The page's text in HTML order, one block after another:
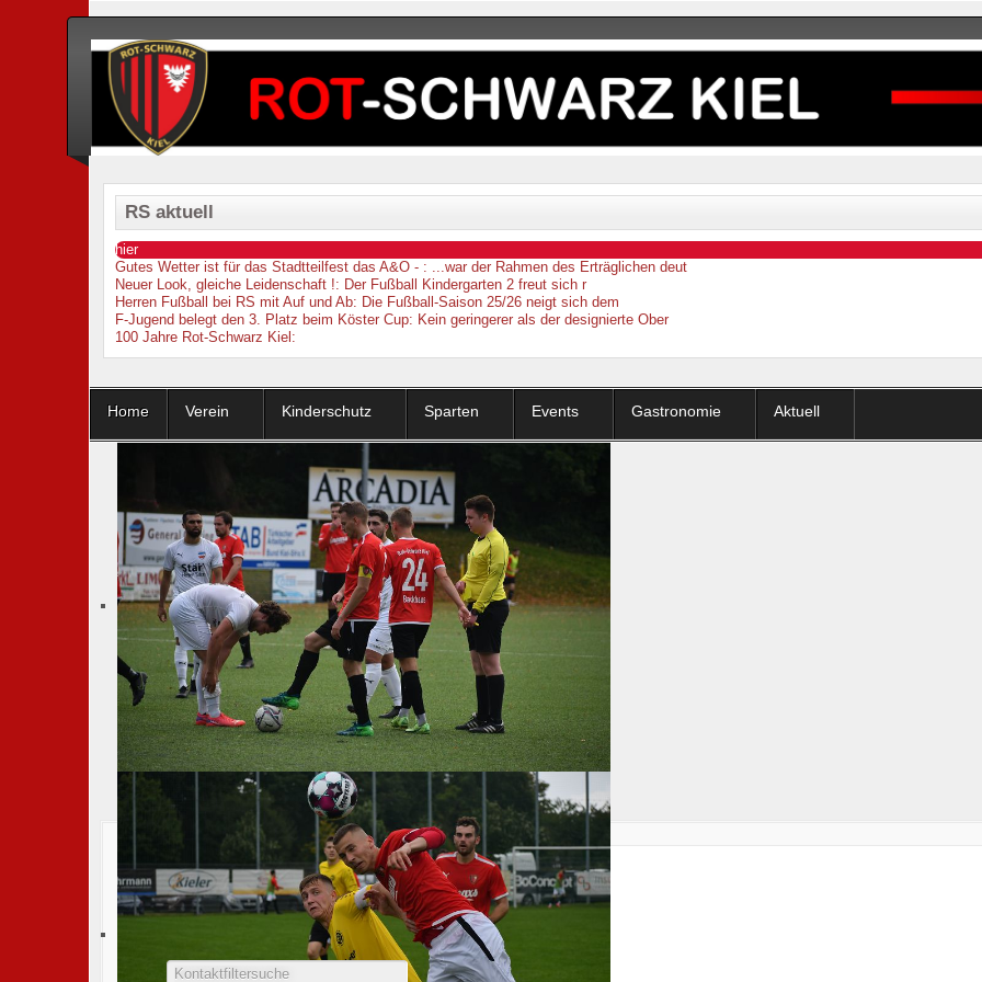
RS aktuell
hier
Gutes Wetter ist für das Stadtteilfest das A&O - : ...war der Rahmen des Erträglichen deut
Neuer Look, gleiche Leidenschaft !: Der Fußball Kindergarten 2 freut sich r
Herren Fußball bei RS mit Auf und Ab: Die Fußball-Saison 25/26 neigt sich dem
F-Jugend belegt den 3. Platz beim Köster Cup: Kein geringerer als der designierte Ober
100 Jahre Rot-Schwarz Kiel :
Home Verein Kinderschutz Sparten Events Gastronomie Aktuell
Sparten Fußball Senioren
1. Herren Fußball
Gesperrt Filter Field